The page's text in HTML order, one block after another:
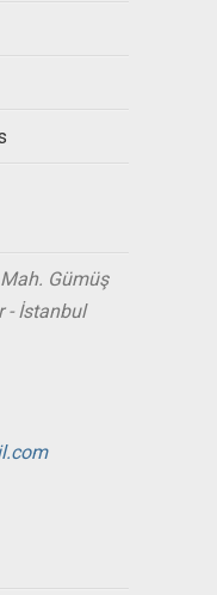
Mah. Gümüş
- İstanbul